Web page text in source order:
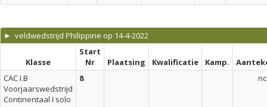
► veldwedstrijd Philippine op 14-4-2022
Klasse
Start
Nr
Plaatsing Kwalificatie Kamp.
CAC I.B
Voorjaarswedstrijd
Continentaal I solo
8 nc